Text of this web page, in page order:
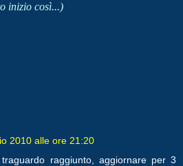
inizio così...)
2010 alle ore 21:20
raggiunto, aggiornare per 3